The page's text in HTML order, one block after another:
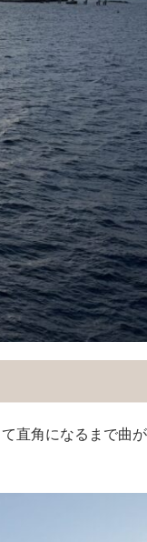
直角になるまで曲